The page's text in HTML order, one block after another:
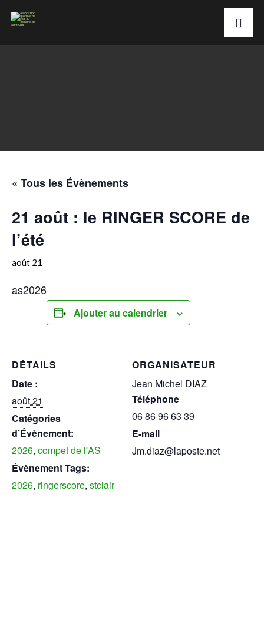
« Tous les Évènements
21 août : le RINGER SCORE de
l’été
août 21
as2026
Ajouter au calendrier
DÉTAILS
Date :
août 21
Catégories
d’Évènement:
2026, compet de l'AS
Évènement Tags:
2026, ringerscore, stclair
ORGANISATEUR
Jean Michel DIAZ
Téléphone
06 86 96 63 39
E-mail
Jm.diaz@laposte.net